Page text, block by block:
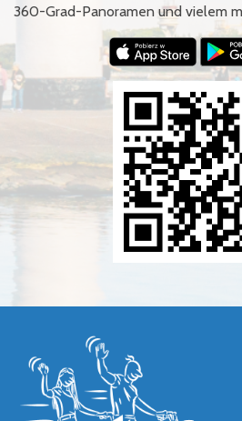
360-Grad-Panoramen und vielem